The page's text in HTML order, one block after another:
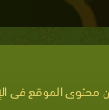
محتوى الموقع فى